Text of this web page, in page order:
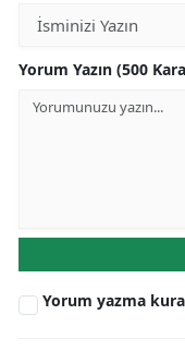
Yorum Yazın (500
Yorum yazma